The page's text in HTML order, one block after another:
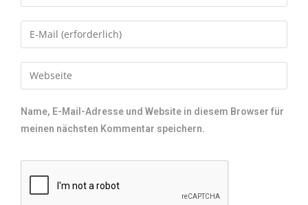
Name, E-Mail-Adresse und Website in diesem Browser für
meinen nächsten Kommentar speichern.